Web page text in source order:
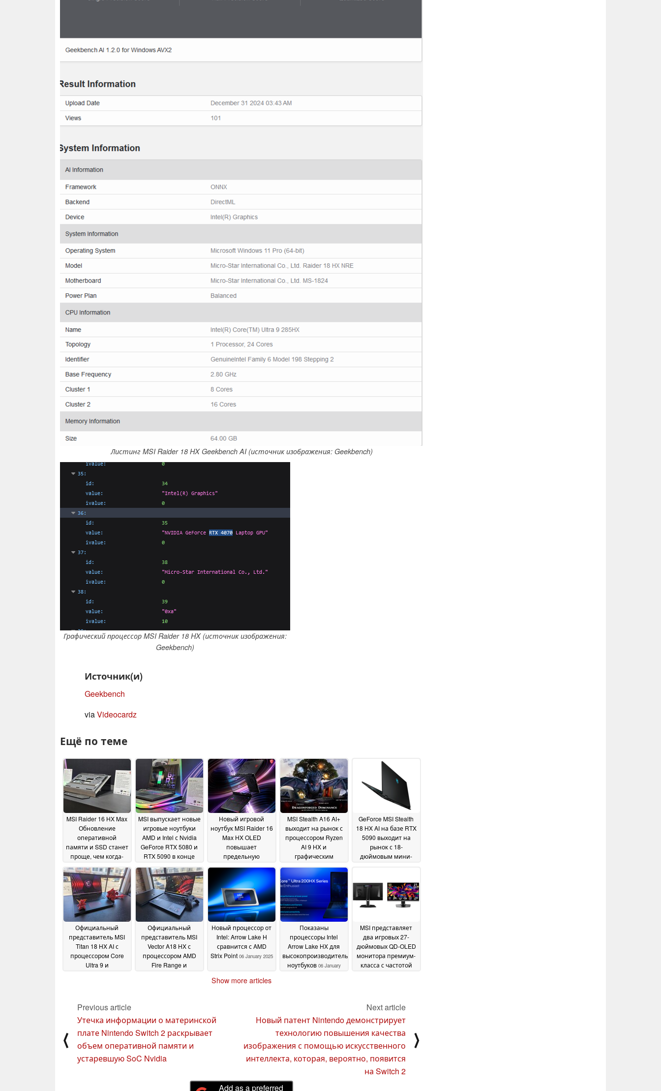
Листинг MSI Raider 18 HX Geekbench AI (источник изображения: Geekbench)
Графический процессор MSI Raider 18 HX (источник изображения:
Geekbench)
Источник(и)
Geekbench
viaVideocardz
Ещё по теме
MSI Raider 16 HX Max
Обновление
оперативной
памяти и SSD станет
проще, чем когда-
31 January 2026
MSI выпускает новые
игровые ноутбуки
AMD и Intel с Nvidia
GeForce RTX 5080 и
RTX 5090 в конце
07 January
2026
Новый игровой
ноутбук MSI Raider 16
Max HX OLED
повышает
предельную
увеличивая Core
Ultra 200HX01 January
2026
MSI Stealth A16 AI+
выходит на рынок с
процессором Ryzen
AI 9 HX и
графическим
GeForce RTX 50
January 2025
GeForce MSI Stealth
18 HX AI на базе RTX
5090 выходит на
рынок с 18-
дюймовым мини-
облегченном
корпусе
07 January 2025
Официальный
представитель MSI
Titan 18 HX AI с
процессором Core
Ultra 9 и
Официальный
представитель MSI
Vector A18 HX с
процессором AMD
Fire Range и
Новый процессор от
Intel: Arrow Lake H
сравнится с AMD
Strix Point 06 January 2025
Показаны
процессоры Intel
Arrow Lake HX для
высокопроизводительных
ноутбуков 06 January
MSI представляет
два игровых 27-
дюймовых QD-OLED
монитора премиум-
класса с частотой
Show more articles
⟨
Previous article
Утечка информации о материнской
плате Nintendo Switch 2 раскрывает
объем оперативной памяти и
устаревшую SoC Nvidia
Next article
Новый патент Nintendo демонстрирует
технологию повышения качества
изображения с помощью искусственного
интеллекта, которая, вероятно, появится
на Switch 2
⟩
Add as a preferred